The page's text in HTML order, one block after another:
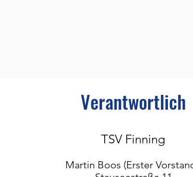
Verantwortlich
TSV Finning
Martin Boos (Erster